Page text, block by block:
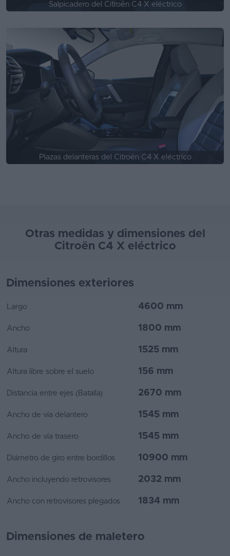
Salpicadero del Citroën C4 X eléctrico
Plazas delanteras del Citroën C4 X eléctrico
Otras medidas y dimensiones del
Citroën C4 X eléctrico
Largo 4600 mm
Ancho 1800 mm
Altura 1525 mm
Altura libre sobre el suelo 156 mm
Distancia entre ejes (Batalla) 2670 mm
Ancho de vía delantero 1545 mm
Ancho de vía trasero 1545 mm
Diámetro de giro entre bordillos 10900 mm
Ancho incluyendo retrovisores 2032 mm
Ancho con retrovisores plegados 1834 mm
Dimensiones exteriores
Dimensiones de maletero